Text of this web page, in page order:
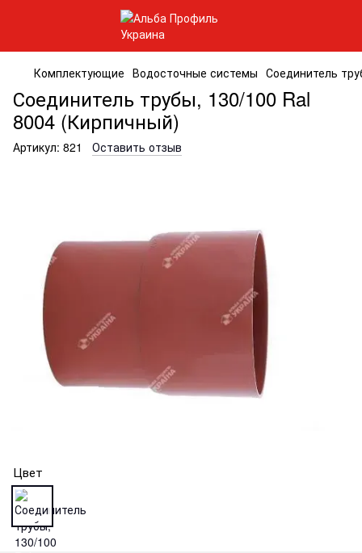
Комплектующие Водосточные системы Соединитель
Соединитель трубы, 130/100 Ral
8004 (Кирпичный)
Артикул: 821 Оставить отзыв
Цвет